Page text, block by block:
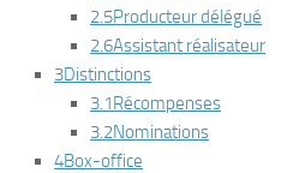
2.5Producteur délégué
2.6Assistant réalisateur
3Distinctions
3.1Récompenses
3.2Nominations
4Box-office